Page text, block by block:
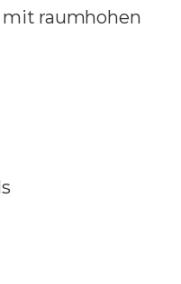
raumhohen